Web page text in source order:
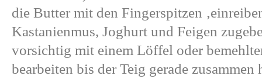
die Butter mit den Fingerspitzen
Kastanienmus, Joghurt und Feigen
vorsichtig mit einem Löffel oder
bearbeiten bis der Teig gerade